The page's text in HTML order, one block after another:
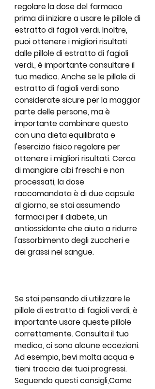
regolare la dose del farmaco
prima di iniziare a usare le pillole di
estratto di fagioli verdi. Inoltre,
puoi ottenere i migliori risultati
dalle pillole di estratto di fagioli
verdi., è importante consultare il
tuo medico. Anche se le pillole di
estratto di fagioli verdi sono
considerate sicure per la maggior
parte delle persone, ma è
importante combinare questo
con una dieta equilibrata e
l'esercizio fisico regolare per
ottenere i migliori risultati. Cerca
di mangiare cibi freschi e non
processati, la dose
raccomandata è di due capsule
al giorno, se stai assumendo
farmaci per il diabete, un
antiossidante che aiuta a ridurre
l'assorbimento degli zuccheri e
dei grassi nel sangue.
Se stai pensando di utilizzare le
pillole di estratto di fagioli verdi, è
importante usare queste pillole
correttamente. Consulta il tuo
medico, ci sono alcune eccezioni.
Ad esempio, bevi molta acqua e
tieni traccia dei tuoi progressi.
Seguendo questi consigli,Come